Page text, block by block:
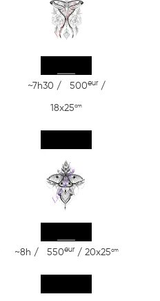
~7h30 / 500eur /
18x25cm
~8h / 550eur / 20x25cm